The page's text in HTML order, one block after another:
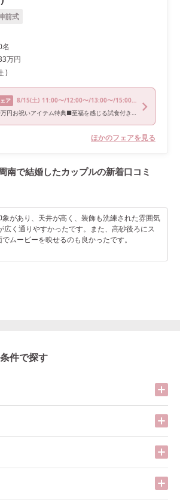
前式
名
万円
)
ア 8/15(土) 11:00〜/12:00〜/13:00〜/15:00〜/17:00〜
■最大20万円お祝いアイテム特典■至福を感じる試食付きフェア
ほかのフェアを見る
南で結婚したカップルの新着口コミ
があり、天井が高く、装飾も洗練された雰囲気
広く通りやすかったです。また、高砂後ろにス
ムービーを映せるのも良かったです。
件で探す